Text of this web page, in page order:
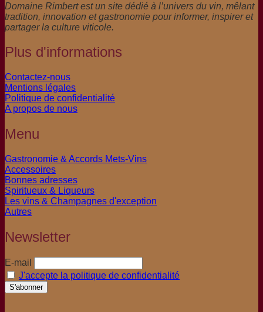
Domaine Rimbert est un site dédié à l’univers du vin, mêlant
tradition, innovation et gastronomie pour informer, inspirer et
partager la culture viticole.
Plus d'informations
Contactez-nous
Mentions légales
Politique de confidentialité
A propos de nous
Menu
Gastronomie & Accords Mets-Vins
Accessoires
Bonnes adresses
Spiritueux & Liqueurs
Les vins & Champagnes d'exception
Autres
Newsletter
E-mail
J'accepte la politique de confidentialité